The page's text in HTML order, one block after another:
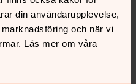
din användarupplevelse,
och när vi
Läs mer om våra
kantor
86